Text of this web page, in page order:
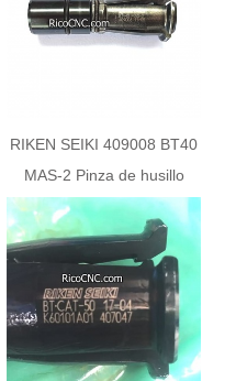
RIKEN SEIKI 409008 BT40
MAS-2 Pinza de husillo
para maquinaria ENSHU